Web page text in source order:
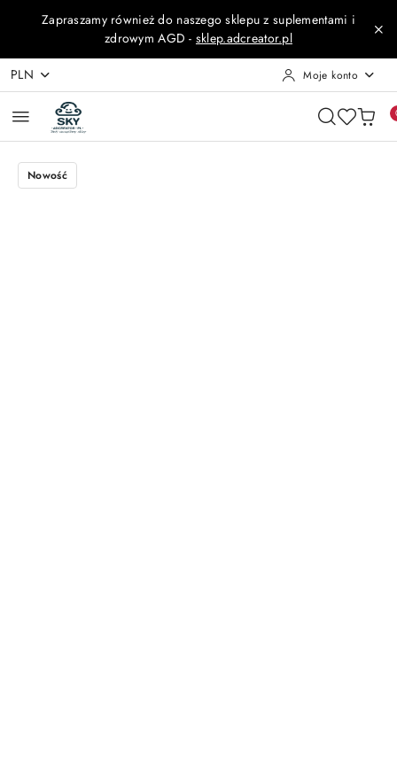
Przejdź do treści głównej
Przejdź do wyszukiwarki
Przejdź do moje konto
Przejdź do menu głównego
Przejdź do opisu produktu
Przejdź do stopki
Zapraszamy również do naszego sklepu z suplementami i
zdrowym AGD - sklep.adcreator.pl
PLN Moje konto
Nowość